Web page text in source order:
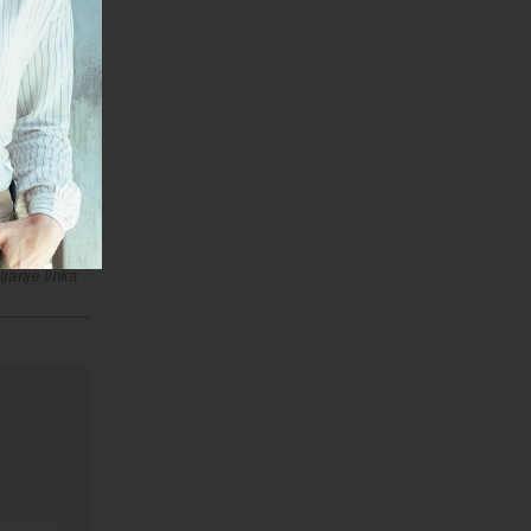
do
divljih
linka